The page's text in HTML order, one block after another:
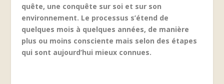
quête, une conquête sur soi et sur son
environnement. Le processus s’étend de
quelques mois à quelques années, de manière
plus ou moins consciente mais selon des étapes
qui sont aujourd’hui mieux connues.